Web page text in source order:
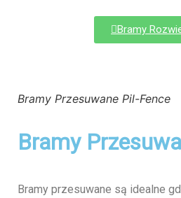
Bramy
Bramy Przesuwane Pil-Fence
Bramy
Bramy przesuwane są idealne